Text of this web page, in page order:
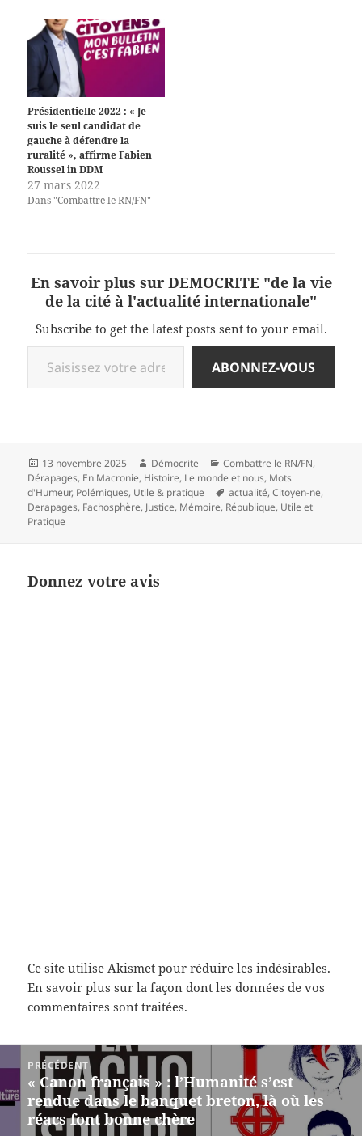
Présidentielle 2022 : « Je
suis le seul candidat de
gauche à défendre la
ruralité », affirme Fabien
Roussel in DDM
27 mars 2022
Dans "Combattre le RN/FN"
En savoir plus sur DEMOCRITE "de la vie
de la cité à l'actualité internationale"
Subscribe to get the latest posts sent to your email.
Saisissez votre adresse e-mail…
ABONNEZ-VOUS
Publié
le
13 novembre 2025 Auteur
Démocrite Catégories
Combattre le RN/FN,
Dérapages, En Macronie, Histoire, Le monde et nous, Mots
d'Humeur, Polémiques, Utile & pratique
Mots-
clés
actualité,Citoyen-ne,
Derapages, Fachosphère, Justice, Mémoire, République, Utile et
Pratique
Donnez votre avis
Ce site utilise Akismet pour réduire les indésirables.
En savoir plus sur la façon dont les données de vos
commentaires sont traitées.
Navigation
de
l’article
PRÉCÉDENT
Article
précédent :
« Canon français » : l’Humanité s’est
rendue dans le banquet breton, là où les
réacs font bonne chère